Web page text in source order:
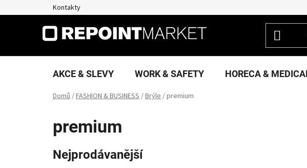
na
Kontakty
AKCE & SLEVY WORK & SAFETY HORECA &
Domů/FASHION & BUSINESS/Brýle/premium
premium
Nejprodávanější